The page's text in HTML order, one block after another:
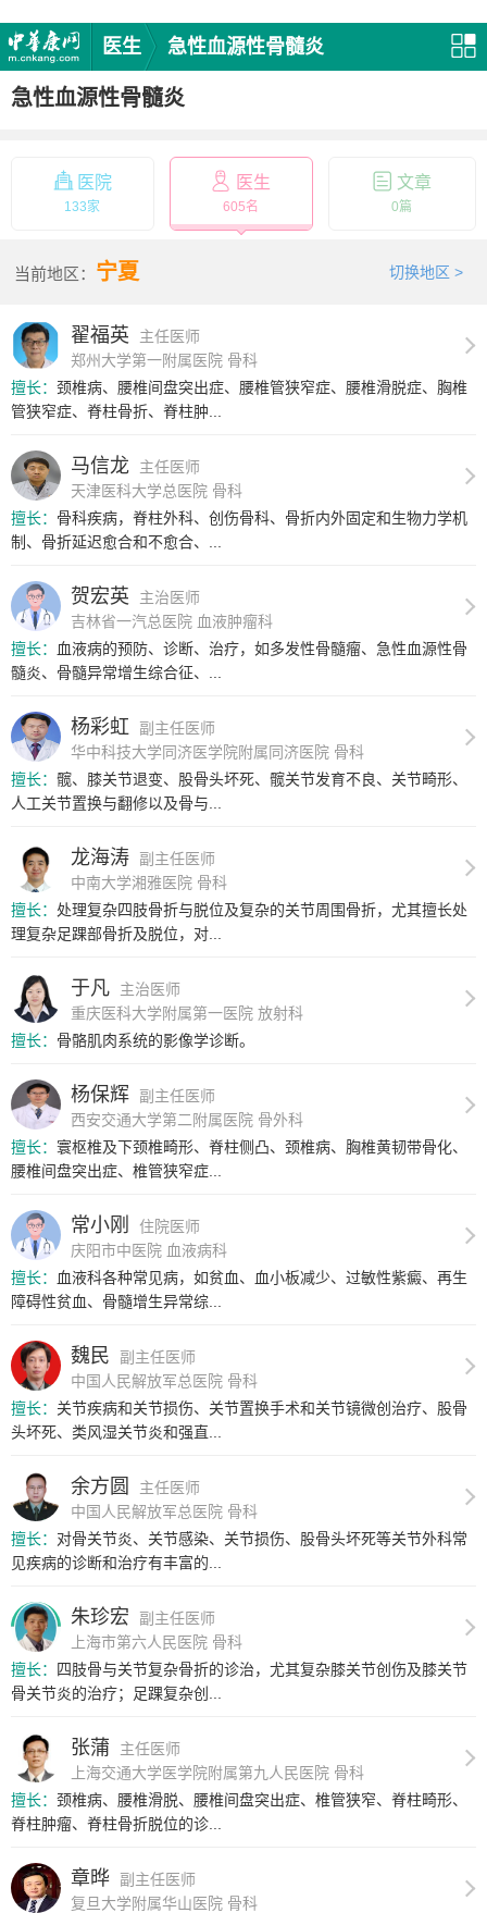
医生 急性血源性骨髓炎
急性血源性骨髓炎
医院
133家
医生
605名
文章
0篇
当前地区： 宁夏 切换地区 >
翟福英
主任医师
郑州大学第一附属医院 骨科
擅长： 颈椎病、腰椎间盘突出症、腰椎管狭窄症、腰椎滑脱症、胸椎
管狭窄症、脊柱骨折、脊柱肿...
马信龙
主任医师
天津医科大学总医院 骨科
擅长： 骨科疾病，脊柱外科、创伤骨科、骨折内外固定和生物力学机
制、骨折延迟愈合和不愈合、...
贺宏英
主治医师
吉林省一汽总医院 血液肿瘤科
擅长：
血液病的预防、诊断、治疗，如多发性骨髓瘤、急性血源性骨
髓炎、骨髓异常增生综合征、...
杨彩虹
副主任医师
华中科技大学同济医学院附属同济医院 骨科
擅长： 髋、膝关节退变、股骨头坏死、髋关节发育不良、关节畸形、
人工关节置换与翻修以及骨与...
龙海涛
副主任医师
中南大学湘雅医院 骨科
擅长： 处理复杂四肢骨折与脱位及复杂的关节周围骨折，尤其擅长处
理复杂足踝部骨折及脱位，对...
于凡
主治医师
重庆医科大学附属第一医院 放射科
擅长： 骨骼肌肉系统的影像学诊断。
杨保辉
副主任医师
西安交通大学第二附属医院 骨外科
擅长： 寰枢椎及下颈椎畸形、脊柱侧凸、颈椎病、胸椎黄韧带骨化、
腰椎间盘突出症、椎管狭窄症...
常小刚
住院医师
庆阳市中医院 血液病科
擅长：
血液科各种常见病，如贫血、血小板减少、过敏性紫癜、再生
障碍性贫血、骨髓增生异常综...
魏民
副主任医师
中国人民解放军总医院 骨科
擅长： 关节疾病和关节损伤、关节置换手术和关节镜微创治疗、股骨
头坏死、类风湿关节炎和强直...
余方圆
主任医师
中国人民解放军总医院 骨科
擅长： 对骨关节炎、关节感染、关节损伤、股骨头坏死等关节外科常
见疾病的诊断和治疗有丰富的...
朱珍宏
副主任医师
上海市第六人民医院 骨科
擅长：
四肢骨与关节复杂骨折的诊治，尤其复杂膝关节创伤及膝关节
骨关节炎的治疗；足踝复杂创...
张蒲
主任医师
上海交通大学医学院附属第九人民医院 骨科
擅长： 颈椎病、腰椎滑脱、腰椎间盘突出症、椎管狭窄、脊柱畸形、
脊柱肿瘤、脊柱骨折脱位的诊...
章晔
副主任医师
复旦大学附属华山医院 骨科